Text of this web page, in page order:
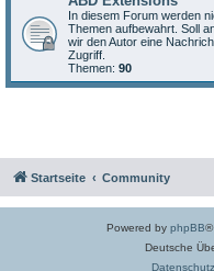
In diesem Forum werden
Themen aufbewahrt. Soll
wir den Autor eine
Zugriff.
Themen: 90
Startseite Community
Powered by phpBB®
Deutsche
Datenschutz